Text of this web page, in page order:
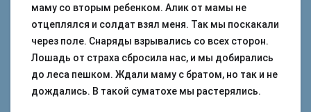
маму со вторым ребенком. Алик от мамы не
отцеплялся и солдат взял меня. Так мы поскакали
через поле. Снаряды взрывались со всех сторон.
Лошадь от страха сбросила нас, и мы добирались
до леса пешком. Ждали маму с братом, но так и не
дождались. В такой суматохе мы растерялись.